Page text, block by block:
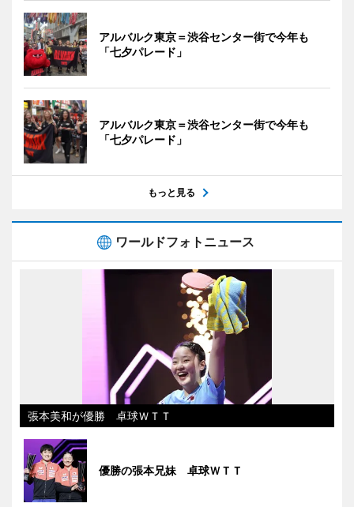
アルバルク東京＝渋谷センター街で今年も
「七夕パレード」
アルバルク東京＝渋谷センター街で今年も
「七夕パレード」
もっと見る
ワールドフォトニュース
張本美和が優勝 卓球ＷＴＴ
優勝の張本兄妹 卓球ＷＴＴ